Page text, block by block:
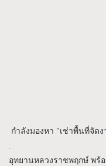
กำลังมองหา "เช่าพื้นที่จัด
.
อุทยานหลวงราชพฤกษ์ พร้